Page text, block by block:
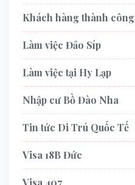
Khách hàng thành công
Làm việc Đảo Síp
Làm việc tại Hy Lạp
Nhập cư Bồ Đào Nha
Tin tức Di Trú Quốc Tế
Visa 18B Đức
Visa 407